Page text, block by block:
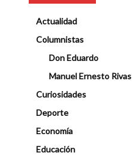
Actualidad
Columnistas
Don Eduardo
Manuel Ernesto Rivas
Curiosidades
Deporte
Economía
Educación